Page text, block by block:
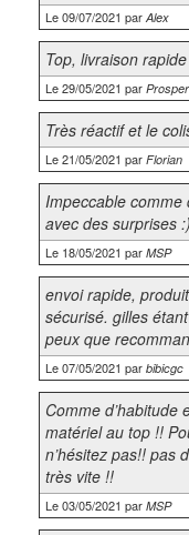
Le 09/07/2021 par Alex
Top, livraison
Le 29/05/2021 par Prosper
Très réactif et le
Le 21/05/2021 par Florian
Impeccable comme
avec des surprises
Le 18/05/2021 par MSP
envoi rapide,
sécurisé. gilles
peux que
Le 07/05/2021 par bibicgc
Comme d’habitude
matériel au top !!
n’hésitez pas!! pas
très vite !!
Le 03/05/2021 par MSP